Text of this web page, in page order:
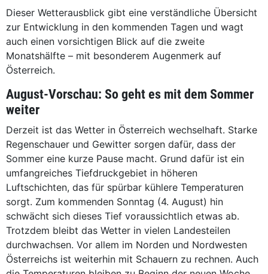
Dieser Wetterausblick gibt eine verständliche Übersicht
zur Entwicklung in den kommenden Tagen und wagt
auch einen vorsichtigen Blick auf die zweite
Monatshälfte – mit besonderem Augenmerk auf
Österreich.
August-Vorschau: So geht es mit dem Sommer
weiter
Derzeit ist das Wetter in Österreich wechselhaft. Starke
Regenschauer und Gewitter sorgen dafür, dass der
Sommer eine kurze Pause macht. Grund dafür ist ein
umfangreiches Tiefdruckgebiet in höheren
Luftschichten, das für spürbar kühlere Temperaturen
sorgt. Zum kommenden Sonntag (4. August) hin
schwächt sich dieses Tief voraussichtlich etwas ab.
Trotzdem bleibt das Wetter in vielen Landesteilen
durchwachsen. Vor allem im Norden und Nordwesten
Österreichs ist weiterhin mit Schauern zu rechnen. Auch